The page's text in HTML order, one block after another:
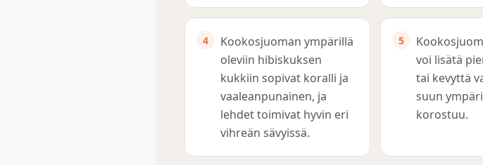
Kookosjuoman ympärillä
oleviin hibiskuksen
kukkiin sopivat koralli ja
vaaleanpunainen, ja
lehdet toimivat hyvin eri
vihreän sävyissä.
voi lisätä
tai kevyttä
suun
korostuu.